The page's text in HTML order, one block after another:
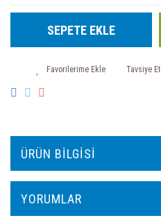
SEPETE EKLE
Tavsiye Et
ÜRÜN BILGISI
YORUMLAR